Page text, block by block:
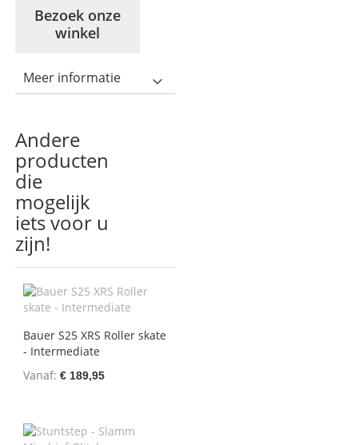
Bezoek onze
winkel
Meer informatie
Andere
producten
die
mogelijk
iets voor u
zijn!
Bauer S25 XRS Roller skate
- Intermediate
Vanaf € 189,95